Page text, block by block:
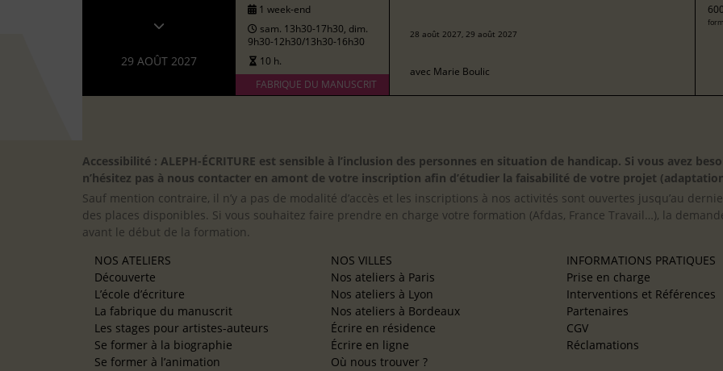
29 AOÛT 2027
1 week-end
sam. 13h30-17h30, dim.
9h30-12h30/13h30-16h30
10 h.
FABRIQUE DU MANUSCRIT
28 août 2027, 29 août 2027
avec Marie Boulic
Accessibilité : ALEPH-ÉCRITURE est sensible à l’inclusion des personnes en situation de handicap. Si vous avez
n’hésitez pas à nous contacter en amont de votre inscription afin d’étudier la faisabilité de votre projet
Sauf mention contraire, il n’y a pas de modalité d’accès et les inscriptions à nos activités sont ouvertes jusqu’au
des places disponibles. Si vous souhaitez faire prendre en charge votre formation (Afdas, France Travail…), la
avant le début de la formation.
NOS ATELIERS
Découverte
L’école d’écriture
La fabrique du manuscrit
Les stages pour artistes-auteurs
Se former à la biographie
Se former à l’animation
NOS VILLES
Nos ateliers à Paris
Nos ateliers à Lyon
Nos ateliers à Bordeaux
Écrire en résidence
Écrire en ligne
Où nous trouver ?
INFORMATIONS PRATIQUES
Prise en charge
Interventions et Références
Partenaires
CGV
Réclamations